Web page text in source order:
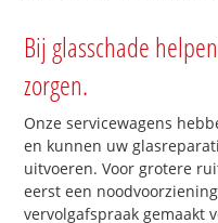
Bij glasschade
zorgen.
Onze servicewagens
en kunnen uw
uitvoeren. Voor grotere
eerst een
vervolgafspraak gemaakt